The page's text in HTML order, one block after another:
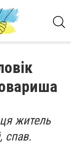
житель
спав.